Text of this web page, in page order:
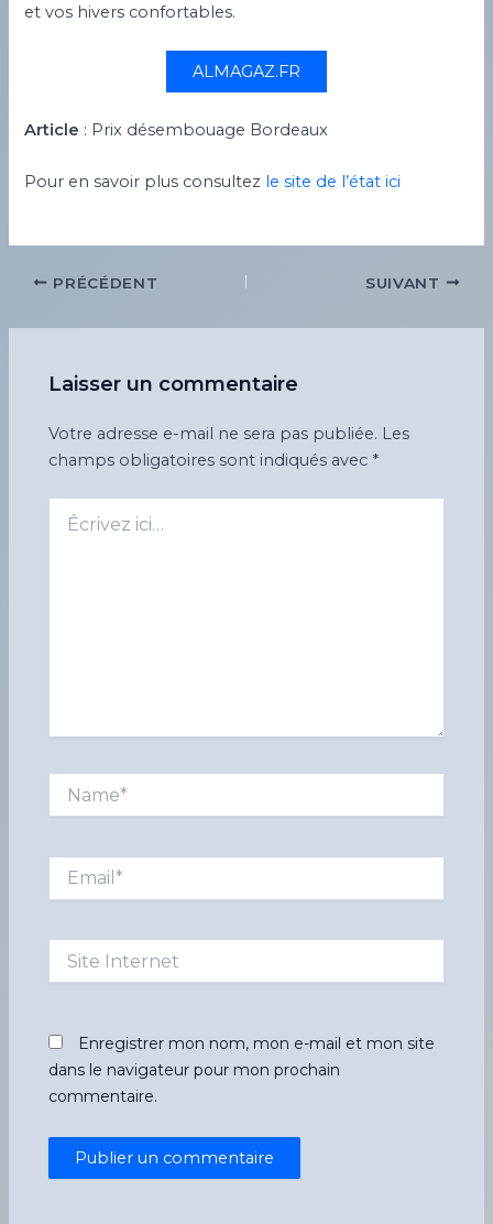
et vos hivers confortables.
ALMAGAZ.FR
Article : Prix désembouage Bordeaux
Pour en savoir plus consultez le site de l’état ici
Navigation
articles
PRÉCÉDENT SUIVANT
Laisser un commentaire
Votre adresse e-mail ne sera pas publiée. Les
champs obligatoires sont indiqués avec *
ici…
Internet
Enregistrer mon nom, mon e-mail et mon site
dans le navigateur pour mon prochain
commentaire.